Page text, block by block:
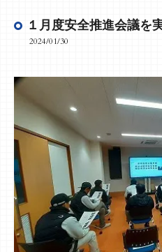
１月度安全推進会議を
2024/01/30